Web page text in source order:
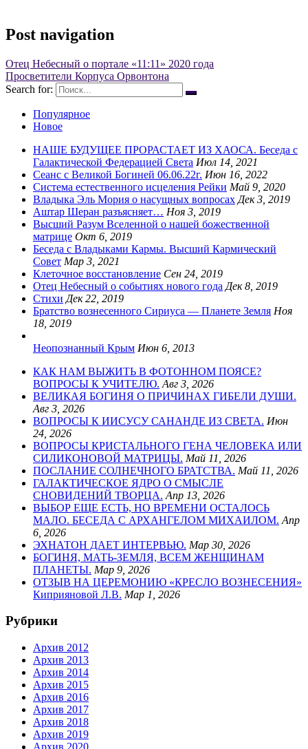
Post navigation
Отец Небесный о портале «11:11» 2020 года
Просветители Корпуса Орвонтона
Search for:
Популярное
Новое
НАШЕ БУДУЩЕЕ ПРОРАСТАЕТ ИЗ ХАОСА. Беседа с
Галактической Федерацией Света Июл 14, 2021
Сеанс с Великой Богиней 06.06.22г. Июн 16, 2022
Система естественного исцеления Рейки Май 9, 2020
Владыка Эль Мория о насущных вопросах Дек 3, 2019
Аштар Шеран разъясняет… Ноя 3, 2019
Высший Разум Вселенной о нашей божественной
матрице Окт 6, 2019
Беседа с Владыками Кармы. Высший Кармический
Совет Мар 3, 2021
Клеточное восстановление Сен 24, 2019
Отец Небесный о событиях нового года Дек 8, 2019
Стихи Дек 22, 2019
Братство вознесенного Сириуса — Планете Земля Ноя
18, 2019
Неопознанный Крым Июн 6, 2013
КАК НАМ ВЫЖИТЬ В ФОТОННОМ ПОЯСЕ?
ВОПРОСЫ К УЧИТЕЛЮ. Авг 3, 2026
ВЕЛИКАЯ БОГИНЯ О ПРИЧИНАХ ГИБЕЛИ ДУШИ.
Авг 3, 2026
ВОПРОСЫ К ИИСУСУ САНАНДЕ ИЗ СВЕТА. Июн
24, 2026
ВОПРОСЫ КРИСТАЛЬНОГО ГЕНА ЧЕЛОВЕКА ИЛИ
СИЛИКОНОВОЙ МАТРИЦЫ. Май 11, 2026
ПОСЛАНИЕ СОЛНЕЧНОГО БРАТСТВА. Май 11, 2026
ГАЛАКТИЧЕСКОЕ ЯДРО О СМЫСЛЕ
СНОВИДЕНИЙ ТВОРЦА. Апр 13, 2026
ВЫБОР ЕЩЕ ЕСТЬ, НО ВРЕМЕНИ ОСТАЛОСЬ
МАЛО. БЕСЕДА С АРХАНГЕЛОМ МИХАИЛОМ. Апр
6, 2026
ЭХНАТОН ДАЕТ ИНТЕРВЬЮ. Мар 30, 2026
БОГИНЯ, МАТЬ-ЗЕМЛЯ, ВСЕМ ЖЕНЩИНАМ
ПЛАНЕТЫ. Мар 9, 2026
ОТЗЫВ НА ЦЕРЕМОНИЮ «КРЕСЛО ВОЗНЕСЕНИЯ»
Киприяновой Л.В. Мар 1, 2026
Рубрики
Архив 2012
Архив 2013
Архив 2014
Архив 2015
Архив 2016
Архив 2017
Архив 2018
Архив 2019